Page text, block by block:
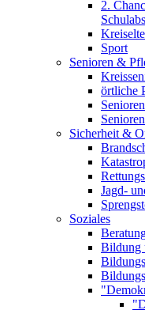
2.
Sport
Senioren &
örtliche
Sicherheit &
Jagd-
Soziales
Bildung